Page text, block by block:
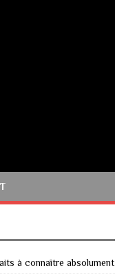
à connaître absolument